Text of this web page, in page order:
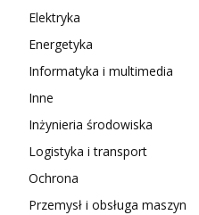
Elektryka
Energetyka
Informatyka i multimedia
Inne
Inżynieria środowiska
Logistyka i transport
Ochrona
Przemysł i obsługa maszyn